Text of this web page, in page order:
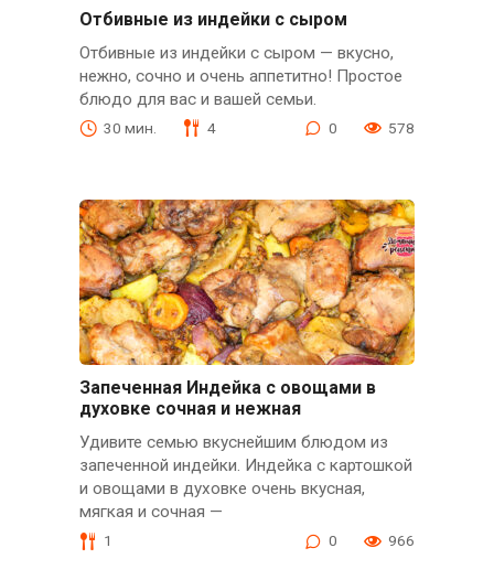
Отбивные из индейки с сыром
Отбивные из индейки с сыром — вкусно,
нежно, сочно и очень аппетитно! Простое
блюдо для вас и вашей семьи.
30 мин. 4 0 578
Запеченная Индейка с овощами в
духовке сочная и нежная
Удивите семью вкуснейшим блюдом из
запеченной индейки. Индейка с картошкой
и овощами в духовке очень вкусная,
мягкая и сочная —
1 0 966